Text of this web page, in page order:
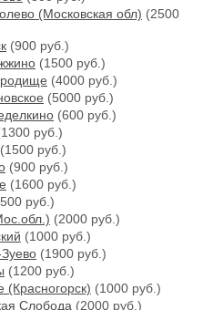
(Московская обл) (2500
(900 руб.)
(1500 руб.)
(4000 руб.)
(5000 руб.)
(600 руб.)
руб.)
(1500 руб.)
(900 руб.)
(1600 руб.)
руб.)
(2000 руб.)
(1000 руб.)
(1900 руб.)
(1200 руб.)
(Красногорск) (1000 руб.)
Слобода (2000 руб.)